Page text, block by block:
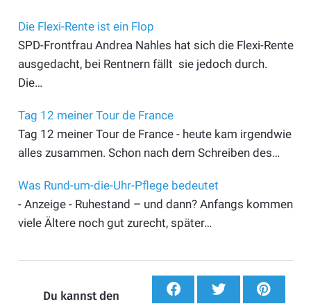
Die Flexi-Rente ist ein Flop
SPD-Frontfrau Andrea Nahles hat sich die Flexi-Rente
ausgedacht, bei Rentnern fällt sie jedoch durch.
Die…
Tag 12 meiner Tour de France
Tag 12 meiner Tour de France - heute kam irgendwie
alles zusammen. Schon nach dem Schreiben des…
Was Rund-um-die-Uhr-Pflege bedeutet
- Anzeige - Ruhestand – und dann? Anfangs kommen
viele Ältere noch gut zurecht, später…
Du kannst den